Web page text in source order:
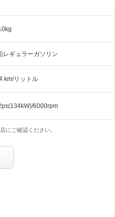
レギュラーガソリン
km/リットル
6000rpm
にご確認ください。